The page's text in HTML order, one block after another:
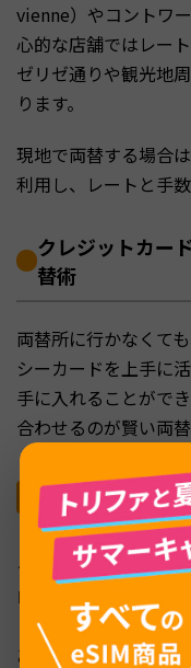
vienne）やコントワ
心的な店舗ではレー
ゼリゼ通りや観光地
ります。
現地で両替する場合
利用し、レートと手
クレジットカー
替術
両替所に行かなくて
シーカードを上手に
手に入れることがで
合わせるのが賢い両替
クレジットカー
出す
クレジットカードの
ロッパのATMから直
（シーラス）または
あれば、世界中のほ